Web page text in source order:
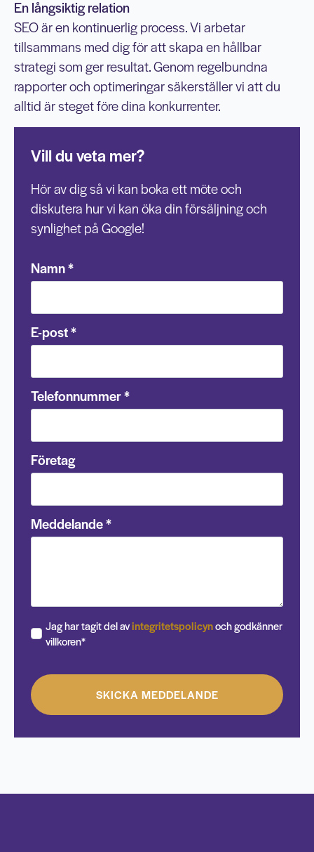
En långsiktig relation
SEO är en kontinuerlig process. Vi arbetar
tillsammans med dig för att skapa en hållbar
strategi som ger resultat. Genom regelbundna
rapporter och optimeringar säkerställer vi att du
alltid är steget före dina konkurrenter.
Vill du veta mer?
Hör av dig så vi kan boka ett möte och
diskutera hur vi kan öka din försäljning och
synlighet på Google!
Namn*
E-post*
Telefonnummer*
Företag
Meddelande*
Jag har tagit del avintegritetspolicynoch godkänner
villkoren*
SKICKA MEDDELANDE